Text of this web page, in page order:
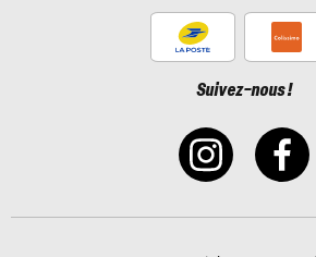
Suivez-nous !